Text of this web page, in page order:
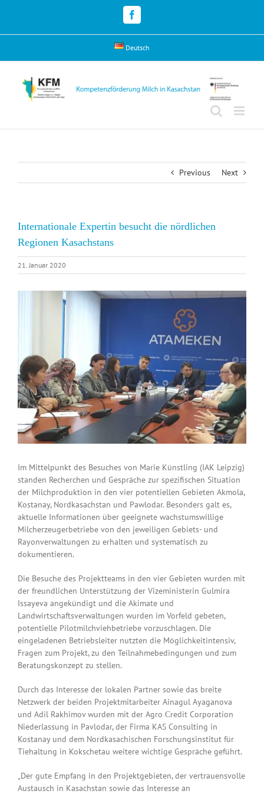
Facebook
Deutsch
Previous Next
Internationale Expertin besucht die nördlichen
Regionen Kasachstans
21. Januar 2020
Im Mittelpunkt des Besuches von Marie Künstling (IAK Leipzig)
standen Recherchen und Gespräche zur spezifischen Situation
der Milchproduktion in den vier potentiellen Gebieten Akmola,
Kostanay, Nordkasachstan und Pawlodar. Besonders galt es,
aktuelle Informationen über geeignete wachstumswillige
Milcherzeugerbetriebe von den jeweiligen Gebiets- und
Rayonverwaltungen zu erhalten und systematisch zu
dokumentieren.
Die Besuche des Projektteams in den vier Gebieten wurden mit
der freundlichen Unterstützung der Vizeministerin Gulmira
Issayeva angekündigt und die Akimate und
Landwirtschaftsverwaltungen wurden im Vorfeld gebeten,
potentielle Pilotmilchviehbetriebe vorzuschlagen. Die
eingeladenen Betriebsleiter nutzten die Möglichkeitintensiv,
Fragen zum Projekt, zu den Teilnahmebedingungen und zum
Beratungskonzept zu stellen.
Durch das Interesse der lokalen Partner sowie das breite
Netzwerk der beiden Projektmitarbeiter Ainagul Ayaganova
und Adil Rakhimov wurden mit der Agro Сredit Corporation
Niederlassung in Pavlodar, der Firma KAS Consulting in
Kostanay und dem Nordkasachischen Forschungsinstitut für
Tiehaltung in Kokschetau weitere wichtige Gespräche geführt.
„Der gute Empfang in den Projektgebieten, der vertrauensvolle
Austausch in Kasachstan sowie das Interesse an